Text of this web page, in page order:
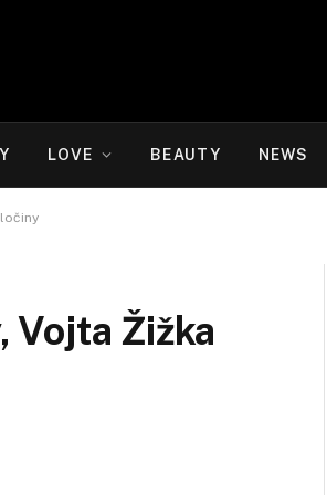
LOVE BEAUTY NEWS
Vojta Žižka